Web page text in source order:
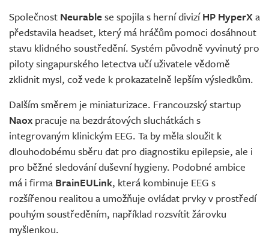
Společnost Neurablese spojila s herní divizíHP HyperXa
představila headset, který má hráčům pomoci dosáhnout
stavu klidného soustředění. Systém původně vyvinutý pro
piloty singapurského letectva učí uživatele vědomě
zklidnit mysl, což vede k prokazatelně lepším výsledkům.
Dalším směrem je miniaturizace. Francouzský startup
Naox pracuje na bezdrátových sluchátkách s
integrovaným klinickým EEG. Ta by měla sloužit k
dlouhodobému sběru dat pro diagnostiku epilepsie, ale i
pro běžné sledování duševní hygieny. Podobné ambice
má i firma BrainEULink, která kombinuje EEG s
rozšířenou realitou a umožňuje ovládat prvky v prostředí
pouhým soustředěním, například rozsvítit žárovku
myšlenkou.